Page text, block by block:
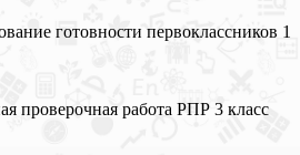
готовности первоклассников 1
проверочная работа РПР 3 класс